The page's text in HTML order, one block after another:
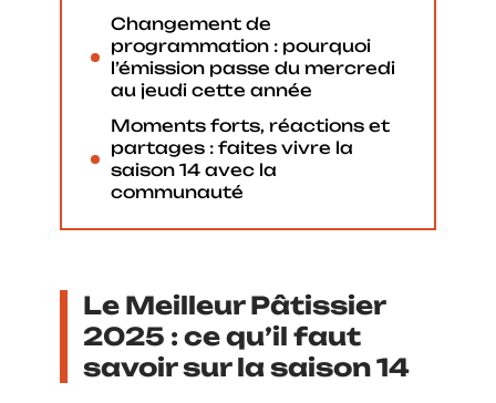
Changement de
programmation : pourquoi
l’émission passe du mercredi
au jeudi cette année
Moments forts, réactions et
partages : faites vivre la
saison 14 avec la
communauté
Le Meilleur Pâtissier
2025 : ce qu’il faut
savoir sur la saison 14